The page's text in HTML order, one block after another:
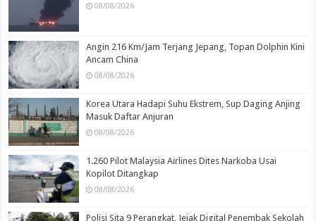
08/08/2026
Angin 216 Km/Jam Terjang Jepang, Topan Dolphin Kini
Ancam China
08/08/2026
Korea Utara Hadapi Suhu Ekstrem, Sup Daging Anjing
Masuk Daftar Anjuran
08/08/2026
1.260 Pilot Malaysia Airlines Dites Narkoba Usai
Kopilot Ditangkap
08/08/2026
Polisi Sita 9 Perangkat, Jejak Digital Penembak Sekolah